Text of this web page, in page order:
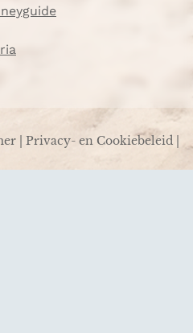
Privacy- en Cookiebeleid